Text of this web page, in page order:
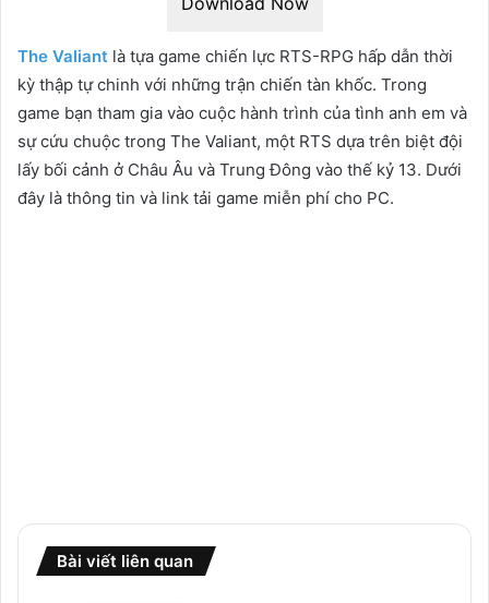
The Valiant là tựa game chiến lực RTS-RPG hấp dẫn thời
kỳ thập tự chinh với những trận chiến tàn khốc. Trong
game bạn tham gia vào cuộc hành trình của tình anh em và
sự cứu chuộc trong The Valiant, một RTS dựa trên biệt đội
lấy bối cảnh ở Châu Âu và Trung Đông vào thế kỷ 13. Dưới
đây là thông tin và link tải game miễn phí cho PC.
Bài viết liên quan